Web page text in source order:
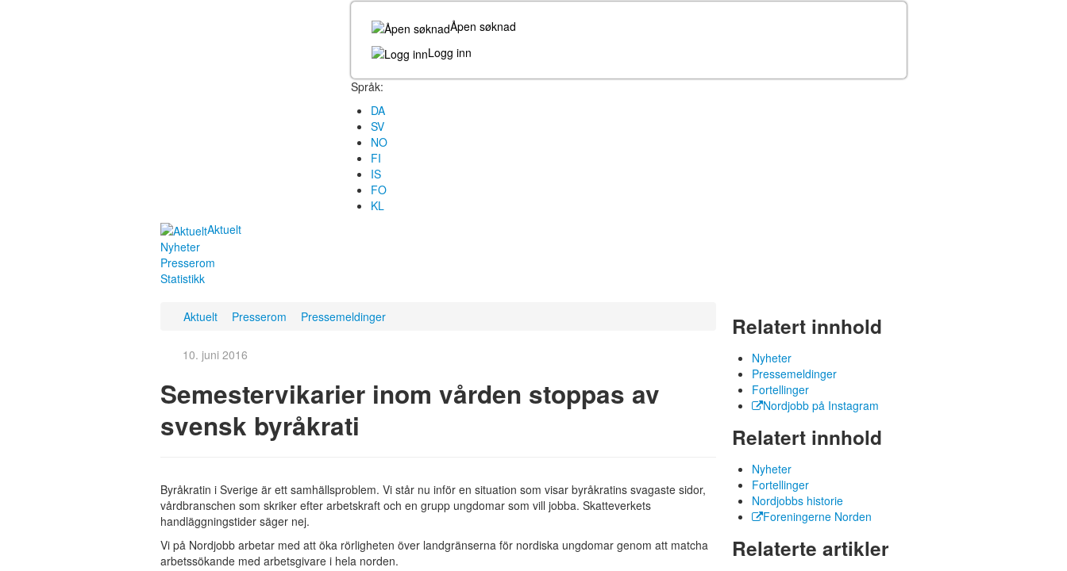
Åpen søknad
Logg inn
Språk:
DA
SV
NO
FI
IS
FO
KL
Aktuelt
Nyheter
Presserom
Statistikk
Aktuelt Presserom Pressemeldinger
10. juni 2016
Semestervikarier inom vården stoppas av
svensk byråkrati
Byråkratin i Sverige är ett samhällsproblem. Vi står nu inför en situation som visar byråkratins svagaste sidor,
vårdbranschen som skriker efter arbetskraft och en grupp ungdomar som vill jobba. Skatteverkets
handläggningstider säger nej.
Vi på Nordjobb arbetar med att öka rörligheten över landgränserna för nordiska ungdomar genom att matcha
arbetssökande med arbetsgivare i hela norden.
Relatert innhold
Nyheter
Pressemeldinger
Fortellinger
Nordjobb på Instagram
Relatert innhold
Nyheter
Fortellinger
Nordjobbs historie
Foreningerne Norden
Relaterte artikler